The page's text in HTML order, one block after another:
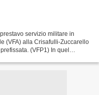
servizio militare in
(VFA) alla Crisafulli-Zuccarello
(VFP1) In quel